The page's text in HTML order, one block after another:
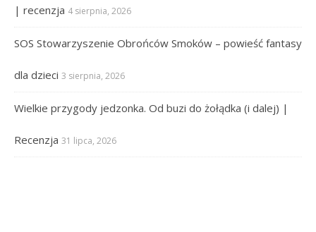
| recenzja 4 sierpnia, 2026
SOS Stowarzyszenie Obrońców Smoków – powieść fantasy
dla dzieci 3 sierpnia, 2026
Wielkie przygody jedzonka. Od buzi do żołądka (i dalej) |
Recenzja 31 lipca, 2026